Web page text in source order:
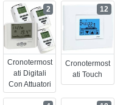
Cronotermost
Ati Digitali
Con Attuatori
2
Cronotermost
Ati Touch
12